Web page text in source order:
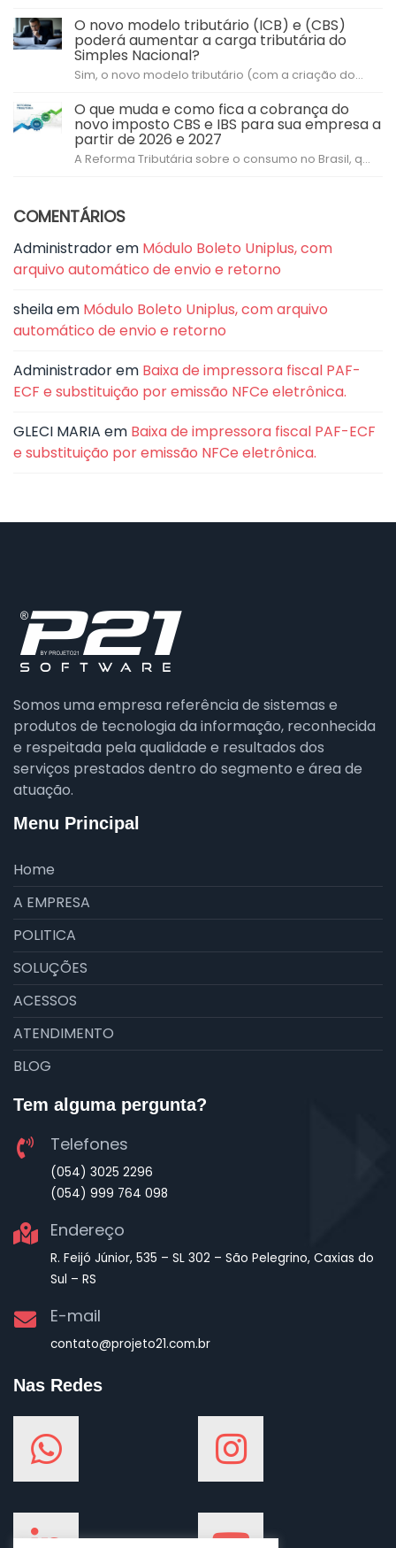
O novo modelo tributário (ICB) e (CBS)
poderá aumentar a carga tributária do
Simples Nacional?
Sim, o novo modelo tributário (com a criação do...
O que muda e como fica a cobrança do
novo imposto CBS e IBS para sua empresa a
partir de 2026 e 2027
A Reforma Tributária sobre o consumo no Brasil, q...
COMENTÁRIOS
Administradorem Módulo Boleto Uniplus, com
arquivo automático de envio e retorno
sheilaem Módulo Boleto Uniplus, com arquivo
automático de envio e retorno
Administradorem Baixa de impressora fiscal PAF-
ECF e substituição por emissão NFCe eletrônica.
GLECI MARIA em Baixa de impressora fiscal PAF-ECF
e substituição por emissão NFCe eletrônica.
Somos uma empresa referência de sistemas e
produtos de tecnologia da informação, reconhecida
e respeitada pela qualidade e resultados dos
serviços prestados dentro do segmento e área de
atuação.
Menu Principal
Home
A EMPRESA
POLITICA
SOLUÇÕES
ACESSOS
ATENDIMENTO
BLOG
Tem alguma pergunta?
Telefones
(054) 3025 2296
(054) 999 764 098
Endereço
R. Feijó Júnior, 535 – SL 302 – São Pelegrino, Caxias do
Sul – RS
E-mail
contato@projeto21.com.br
Nas Redes